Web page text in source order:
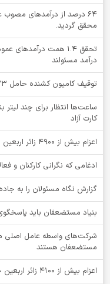
64 درصد از درآمدهای
محقق گردید.
تحقق ۱.۴ همت
درآمد مسئولند
توقيف کامیون کشنده حامل 23 هزار لیتر گاز مایع قاچاق در نهبندان
ساعت‌ها انتظار برای چند لیتر
کارت آزاد
اعزام بیش از 4900 زائر اربعین حسینی از خراسان جنوبی
ادغامی که نگرانی کارکنان و
گزارش نگاه مسئولان را به
بنیاد مستضعفان باید
شرکت‌های واسطه عامل اصلی
مستضعفان هستند
اعزام بیش از 4100 زائر اربعین حسینی از خراسان جنوبی